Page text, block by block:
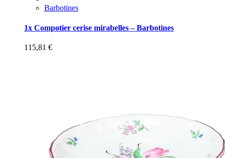
Barbotines
1x Compotier cerise mirabelles – Barbotines
115,81 €